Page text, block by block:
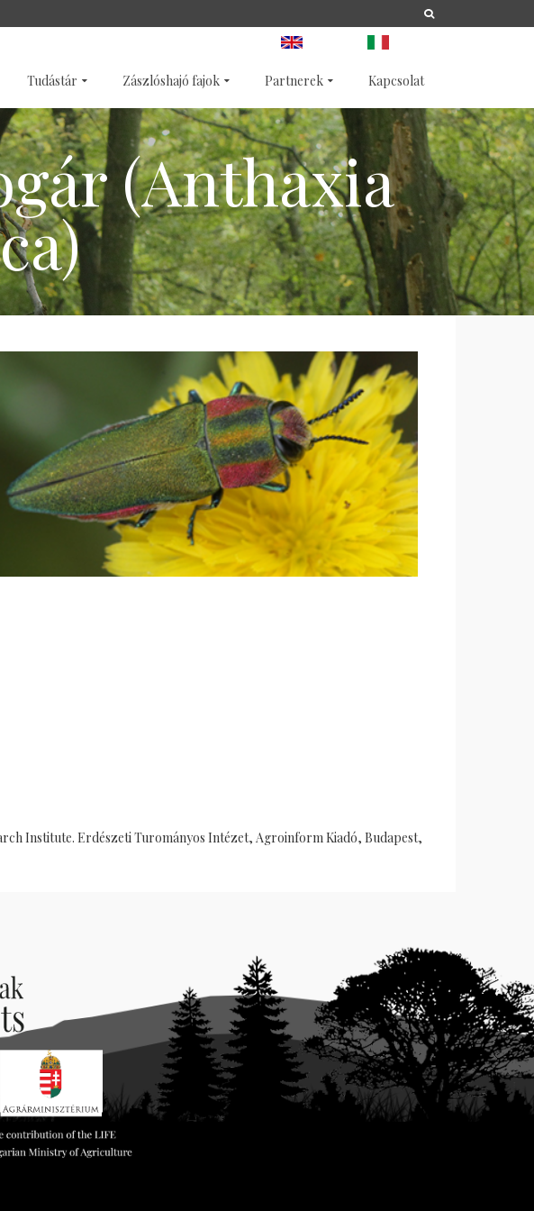
Tudástár Zászlóshajó fajok Partnerek Kapcsolat
(Anthaxia
Institute. Erdészeti Turományos Intézet, Agroinform Kiadó, Budapest,